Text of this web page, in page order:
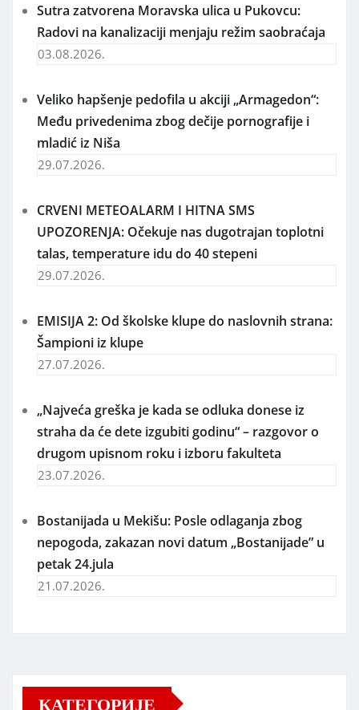
Sutra zatvorena Moravska ulica u Pukovcu:
Radovi na kanalizaciji menjaju režim saobraćaja
03.08.2026.
Veliko hapšenje pedofila u akciji „Armagedon“:
Među privedenima zbog dečije pornografije i
mladić iz Niša
29.07.2026.
CRVENI METEOALARM I HITNA SMS
UPOZORENJA: Očekuje nas dugotrajan toplotni
talas, temperature idu do 40 stepeni
29.07.2026.
EMISIJA 2: Od školske klupe do naslovnih strana:
Šampioni iz klupe
27.07.2026.
„Najveća greška je kada se odluka donese iz
straha da će dete izgubiti godinu“ – razgovor o
drugom upisnom roku i izboru fakulteta
23.07.2026.
Bostanijada u Mekišu: Posle odlaganja zbog
nepogoda, zakazan novi datum „Bostanijade” u
petak 24.jula
21.07.2026.
КАТЕГОРИЈЕ